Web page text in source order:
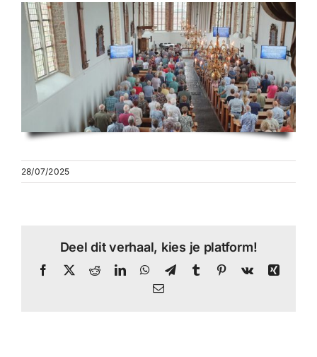
28/07/2025
Deel dit verhaal, kies je platform!
Facebook
X RedditLinkedInWhatsApp
TelegramTumblr Pinterest
Vk
Xing
E-